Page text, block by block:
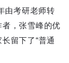
由考研老师转
，张雪峰的优
留下了“普通